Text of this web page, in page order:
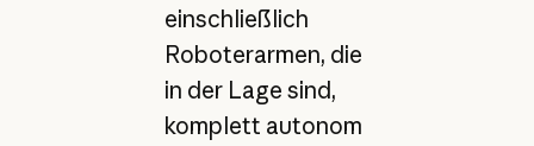
einschließlich
Roboterarmen, die
in der Lage sind,
komplett autonom